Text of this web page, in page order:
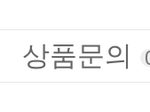
상품문의